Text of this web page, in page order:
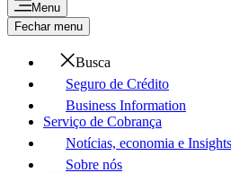
Menu
Fechar menu
Busca
Seguro de Crédito
Business Information
Serviço de Cobrança
Notícias, economia e Insights
Sobre nós